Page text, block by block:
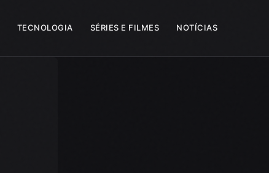
TECNOLOGIA SÉRIES E FILMES NOTÍCIAS